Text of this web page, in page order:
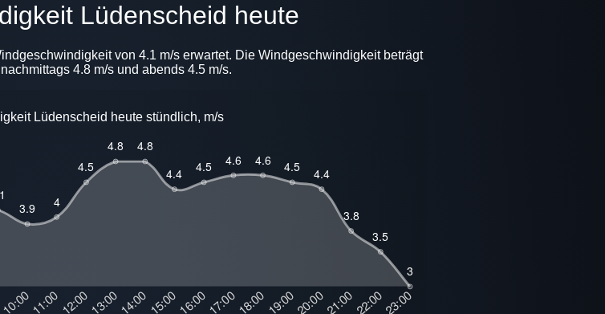
Lüdenscheid heute
von 4.1 m/s erwartet. Die Windgeschwindigkeit beträgt
4.8 m/s und abends 4.5 m/s.
Lüdenscheid heute stündlich, m/s